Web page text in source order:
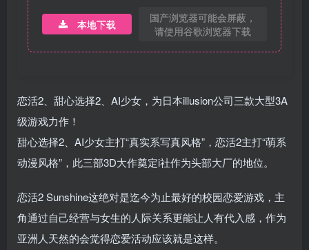
本地下载
国产浏览器可能会屏蔽，
请使用谷歌浏览器下载
恋活2、甜心选择2、AI少女，为日本illusion公司三款大型3A
级游戏力作！
甜心选择2、AI少女主打“真实系写真风格”，恋活2主打“萌系
动漫风格”，此三部3D大作奠定i社作为头部大厂的地位。
恋活2 Sunshine这绝对是迄今为止最好的校园恋爱游戏，主
角通过自己经营与女生的人际关系更能让人有代入感，作为
亚洲人天然的会觉得恋爱活动应该就是这样。